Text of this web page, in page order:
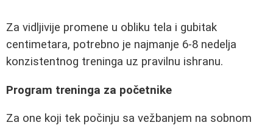
Za vidljivije promene u obliku tela i gubitak
centimetara, potrebno je najmanje 6-8 nedelja
konzistentnog treninga uz pravilnu ishranu.
Program treninga za početnike
Za one koji tek počinju sa vežbanjem na sobnom